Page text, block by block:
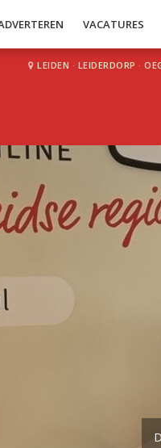
VACATURES
LEIDEN · LEIDERDORP ·